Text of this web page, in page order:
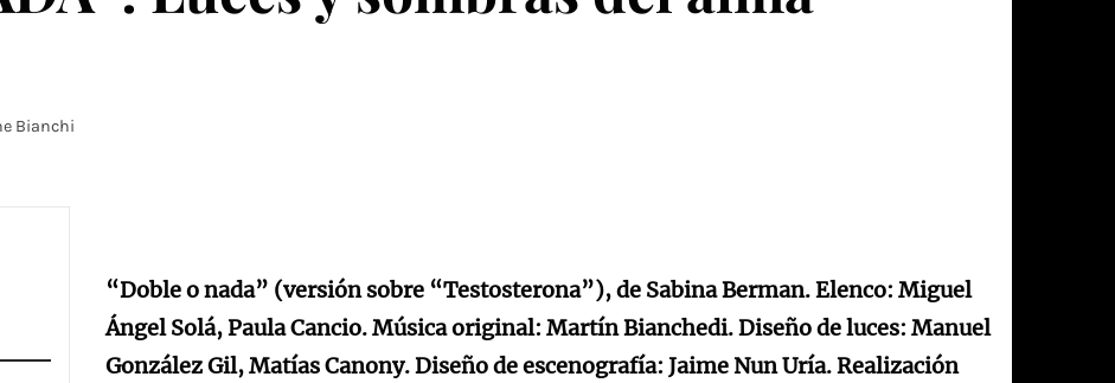
Bianchi
“Doble o nada” (versión sobre “Testosterona”), de Sabina Berman. Elenco: Miguel
Ángel Solá, Paula Cancio. Música original: Martín Bianchedi. Diseño de luces: Manuel
González Gil, Matías Canony. Diseño de escenografía: Jaime Nun Uría. Realización